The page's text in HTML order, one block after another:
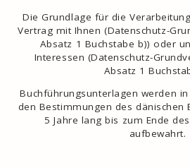
Die Grundlage für die
Vertrag mit Ihnen (Datenschutz-
Absatz 1 Buchstabe b)) oder
Interessen (Datenschutz-
Absatz 1
Buchführungsunterlagen werden
den Bestimmungen des dänischen
5 Jahre lang bis zum Ende
aufbewahrt.